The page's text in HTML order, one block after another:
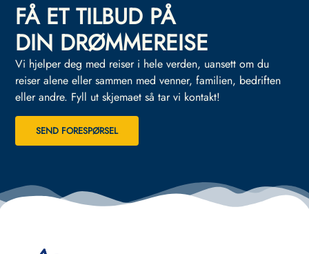
FÅ ET TILBUD PÅ
DIN DRØMMEREISE
Vi hjelper deg med reiser i hele verden, uansett om du
reiser alene eller sammen med venner, familien, bedriften
eller andre. Fyll ut skjemaet så tar vi kontakt!
SEND FORESPØRSEL